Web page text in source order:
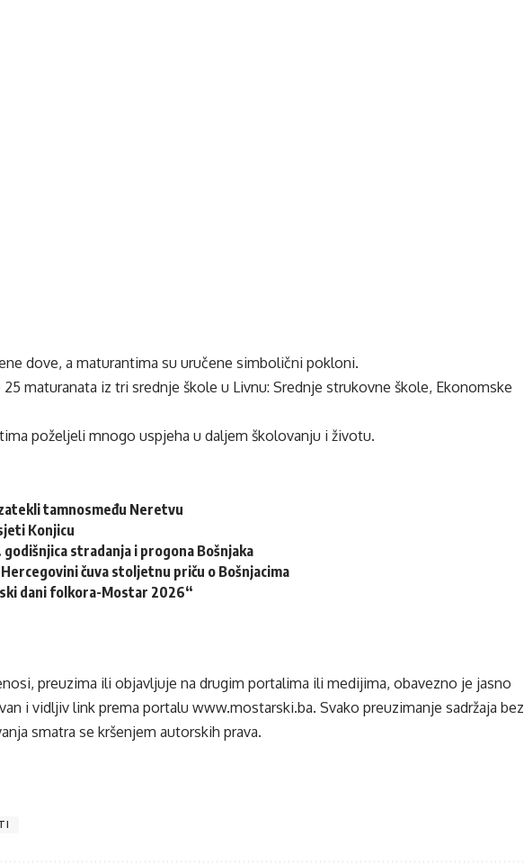
dove, a maturantima su uručene simbolični pokloni.
maturanata iz tri srednje škole u Livnu: Srednje strukovne škole, Ekonomske
poželjeli mnogo uspjeha u daljem školovanju i životu.
tamnosmeđu Neretvu
Konjicu
godišnjica stradanja i progona Bošnjaka
čuva stoljetnu priču o Bošnjacima
dani folkora-Mostar 2026“
preuzima ili objavljuje na drugim portalima ili medijima, obavezno je jasno
i vidljiv link prema portalu www.mostarski.ba. Svako preuzimanje sadržaja bez
smatra se kršenjem autorskih prava.